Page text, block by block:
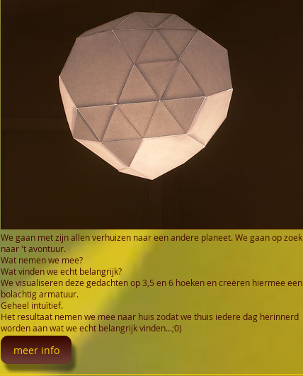
We gaan met zijn allen verhuizen naar een andere planeet. We gaan op zoek
naar 't avontuur.
Wat nemen we mee?
Wat vinden we echt belangrijk?
We visualiseren deze gedachten op 3,5 en 6 hoeken en creëren hiermee een
bolachtig armatuur.
Geheel intuïtief.
Het resultaat nemen we mee naar huis zodat we thuis iedere dag herinnerd
worden aan wat we echt belangrijk vinden...;0)
meer info